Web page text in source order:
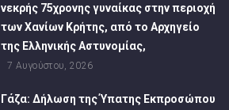
νεκρής 75χρονης γυναίκας στην περιοχή
των Χανίων Κρήτης, από το Αρχηγείο
της Ελληνικής Αστυνομίας,
7 Αυγούστου, 2026
Γάζα: Δήλωση της Ύπατης Εκπροσώπου